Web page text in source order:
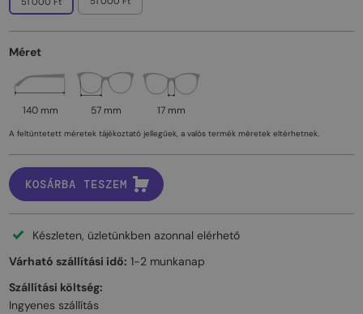
Méret
140 mm 57 mm 17 mm
A feltüntetett méretek tájékoztató jellegűek, a valós termék méretek eltérhetnek.
KOSÁRBA TESZEM
Készleten, üzletünkben azonnal elérhető
Várható szállítási idő: 1-2 munkanap
Szállítási költség:
Ingyenes szállítás